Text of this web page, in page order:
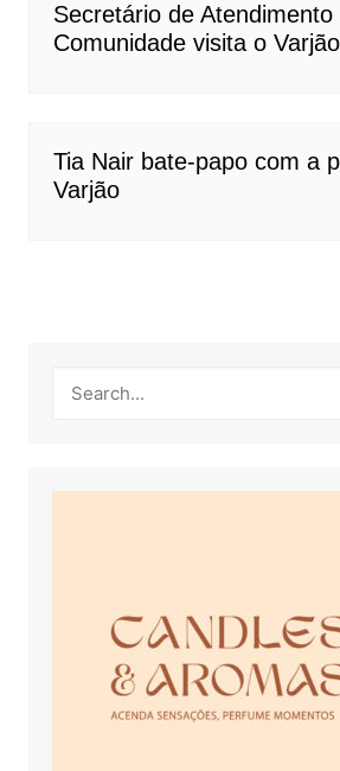
Secretário de Atendimento
Comunidade visita o Varjão
Tia Nair bate-papo com a
Varjão